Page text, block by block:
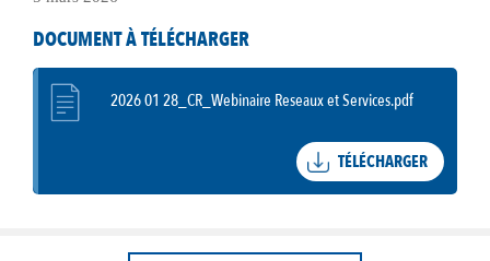
DOCUMENT À TÉLÉCHARGER
2026 01 28_CR_Webinaire Reseaux et Services.pdf
TÉLÉCHARGER